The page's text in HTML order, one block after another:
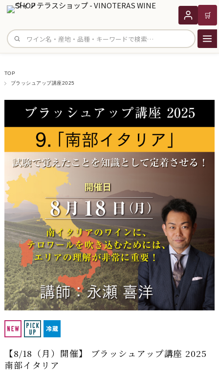
サイト内検索
🛒
TOP
ブラッシュアップ講座2025
【8/18（月）開催】 ブラッシュアップ講座 2025
南部イタリア